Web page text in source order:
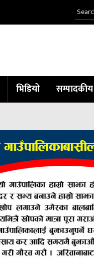
भिडियो सम्पादकीय